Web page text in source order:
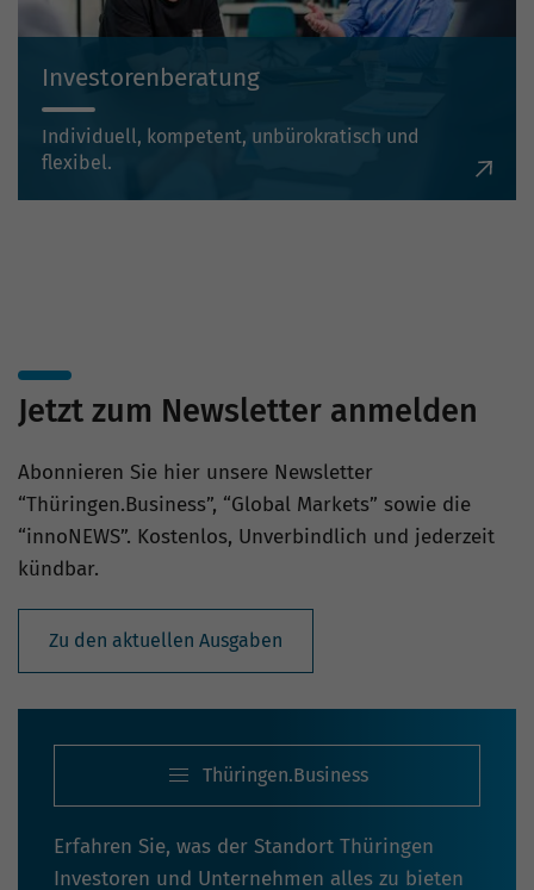
Investorenberatung
Individuell, kompetent, unbürokratisch und
flexibel.
Jetzt zum Newsletter anmelden
Abonnieren Sie hier unsere Newsletter
“Thüringen.Business”, “Global Markets” sowie die
“innoNEWS”. Kostenlos, Unverbindlich und jederzeit
kündbar.
Zu den aktuellen Ausgaben
Thüringen.Business
Erfahren Sie, was der Standort Thüringen
Investoren und Unternehmen alles zu bieten